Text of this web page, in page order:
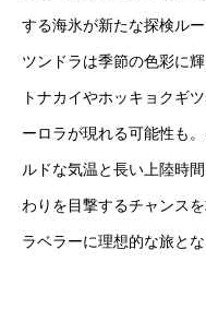
する海氷が新たな探検ル
ツンドラは季節の色彩に輝
トナカイやホッキョクギ
ーロラが現れる可能性も
ルドな気温と長い上陸時
わりを目撃するチャンス
ラベラーに理想的な旅とな